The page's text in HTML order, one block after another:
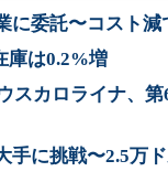
に委託〜コスト減
庫は0.2%増
スカロライナ、第
手に挑戦〜2.5万